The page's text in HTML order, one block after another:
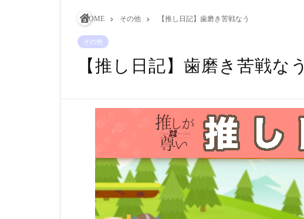
HOME その他 【推し日記】歯磨き苦戦なう
その他
【推し日記】歯磨き苦戦なう